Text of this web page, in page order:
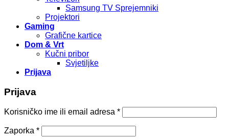
Samsung TV Sprejemniki
Projektori
Gaming
Grafične kartice
Dom & Vrt
Kučni pribor
Svjetiljke
Prijava
Prijava
Korisničko ime ili email adresa *
Zaporka *